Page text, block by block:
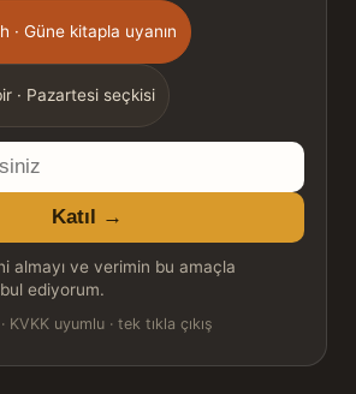
· Güne kitapla uyanın
· Pazartesi seçkisi
Katıl →
almayı ve verimin bu amaçla
ediyorum.
KVKK uyumlu · tek tıkla çıkış